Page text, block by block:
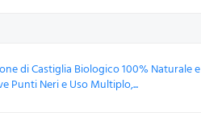
di Castiglia Biologico 100% Naturale e
Punti Neri e Uso Multiplo,...